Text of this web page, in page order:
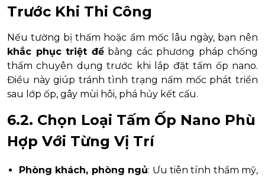
Trước Khi Thi Công
Nếu tường bị thấm hoặc ẩm mốc lâu ngày, bạn nên
khắc phục triệt đểbằng các phương pháp chống
thấm chuyên dụng trước khi lắp đặt tấm ốp nano.
Điều này giúp tránh tình trạng nấm mốc phát triển
sau lớp ốp, gây mùi hôi, phá hủy kết cấu.
6.2. Chọn Loại Tấm Ốp Nano Phù
Hợp Với Từng Vị Trí
Phòng khách, phòng ngủ: Ưu tiên tính thẩm mỹ,